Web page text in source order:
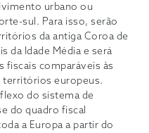
urbano ou
sul. Para isso, serão
da antiga Coroa de
da Idade Média e será
fiscais comparáveis ​​às
europeus.
do sistema de
do quadro fiscal
a Europa a partir do